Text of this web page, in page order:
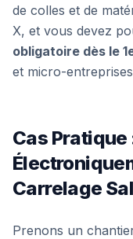
de colles et de
X, et vous devez
obligatoire dès le
et micro-
Cas Pratique
Carrelage
Prenons un